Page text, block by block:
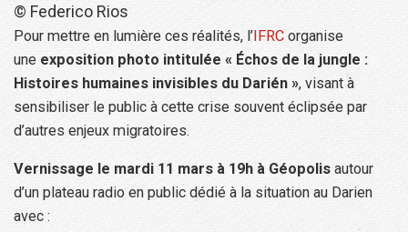
© Federico Rios
Pour mettre en lumière ces réalités, l’IFRC organise
une exposition photo intitulée « Échos de la jungle :
Histoires humaines invisibles du Darién », visant à
sensibiliser le public à cette crise souvent éclipsée par
d’autres enjeux migratoires.
Vernissage le mardi 11 mars à 19h à Géopolis autour
d’un plateau radio en public dédié à la situation au Darien
avec :